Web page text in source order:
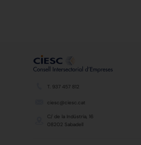
T. 937 457 812
ciesc@ciesc.cat
C/ de la Indústria, 16
08202 Sabadell